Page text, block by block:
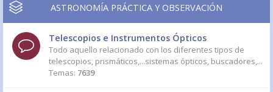
ASTRONOMÍA PRÁCTICA Y OBSERVACIÓN
Telescopios e Instrumentos Ópticos
Todo aquello relacionado con los diferentes tipos de
telescopios, prismáticos,...sistemas ópticos, buscadores,...
Temas: 7639